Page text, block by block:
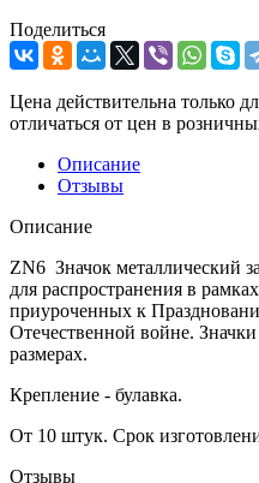
Поделиться
Цена действительна только
отличаться от цен в
Описание
Отзывы
Описание
ZN6 Значок металлический
для распространения в
приуроченных к
Отечественной войне.
размерах.
Крепление - булавка.
От 10 штук. Срок
Отзывы